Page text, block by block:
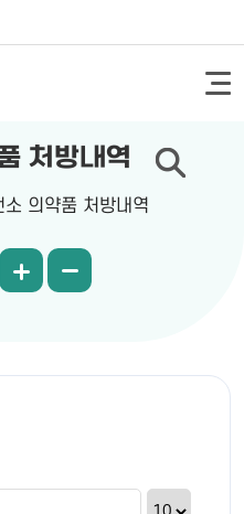
처방내역
소 의약품 처방내역